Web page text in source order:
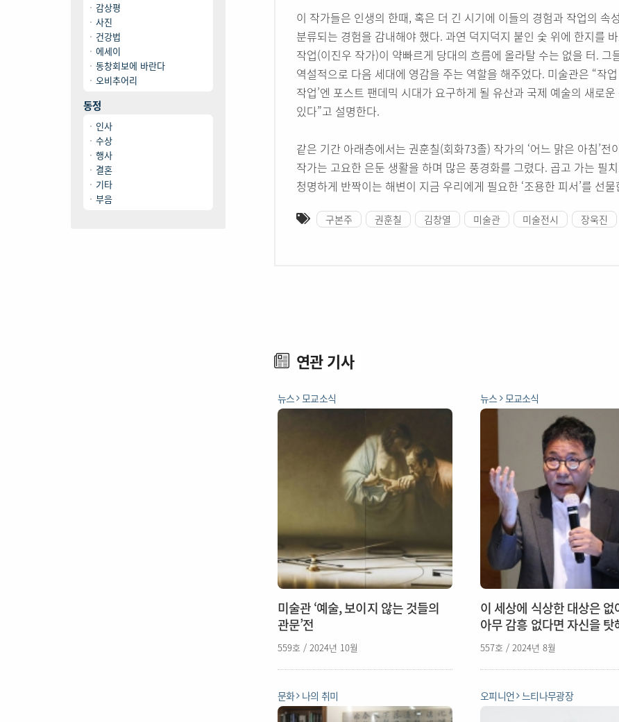
감상평
사진
건강법
에세이
동창회보에 바란다
오비추어리
동정
인사
수상
행사
결혼
기타
부음
이 작가들은 인생의 한때, 혹은 더 긴 시기에 이들의 경험과 작업의 속
분류되는 경험을 감내해야 했다. 과연 덕지덕지 붙인 숯 위에 한지를
작업(이진우 작가)이 약빠르게 당대의 흐름에 올라탈 수는 없을 터.
역설적으로 다음 세대에 영감을 주는 역할을 해주었다. 미술관은 “작
작업’엔 포스트 팬데믹 시대가 요구하게 될 유산과 국제 예술의 새로
있다”고 설명한다.
같은 기간 아래층에서는 권훈칠(회화73졸) 작가의 ‘어느 맑은 아침’
작가는 고요한 은둔 생활을 하며 많은 풍경화를 그렸다. 곱고 가는 필
청명하게 반짝이는 해변이 지금 우리에게 필요한 ‘조용한 피서’를 선물
구본주 권훈칠 김창열 미술관 미술전시 장욱진
연관 기사
뉴스 모교소식
미술관 ‘예술, 보이지 않는 것들의
관문’전
559호 / 2024년 10월
뉴스 모교소식
이 세상에 식상한 대상은
아무 감흥 없다면 자신을 탓
557호 / 2024년 8월
문화 나의 취미 오피니언 느티나무광장